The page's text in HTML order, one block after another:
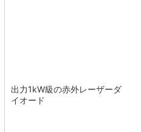
出力1kW級の赤外レーザーダ
イオード